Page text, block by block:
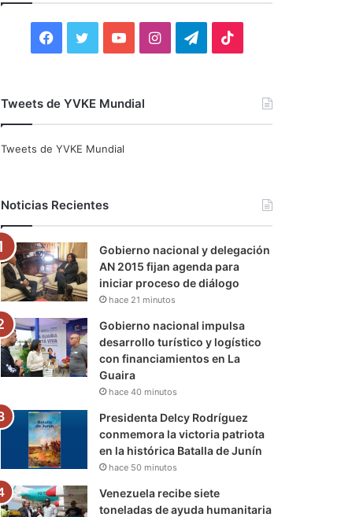
F
c
o
k
i
r
Y
u
e
I
r
a
m
T
a
m
Tweets de YVKE Mundial
Tweets de YVKE Mundial
Noticias Recientes
Gobierno nacional y delegación
AN 2015 fijan agenda para
iniciar proceso de diálogo
hace 21 minutos
Gobierno nacional impulsa
desarrollo turístico y logístico
con financiamientos en La
Guaira
hace 40 minutos
Presidenta Delcy Rodríguez
conmemora la victoria patriota
en la histórica Batalla de Junín
hace 50 minutos
Venezuela recibe siete
toneladas de ayuda humanitaria